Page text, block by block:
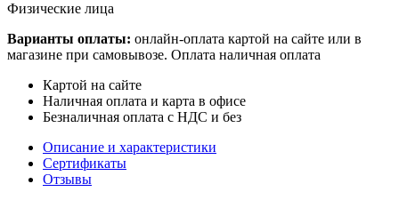
Физические лица
Варианты оплаты: онлайн-оплата картой на сайте или в
магазине при самовывозе. Оплата наличная оплата
Картой на сайте
Наличная оплата и карта в офисе
Безналичная оплата с НДС и без
Описание и характеристики
Сертификаты
Отзывы